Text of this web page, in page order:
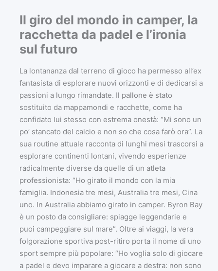
Il giro del mondo in camper, la
racchetta da padel e l’ironia
sul futuro
La lontananza dal terreno di gioco ha permesso all’ex
fantasista di esplorare nuovi orizzonti e di dedicarsi a
passioni a lungo rimandate. Il pallone è stato
sostituito da mappamondi e racchette, come ha
confidato lui stesso con estrema onestà: “Mi sono un
po’ stancato del calcio e non so che cosa farò ora”. La
sua routine attuale racconta di lunghi mesi trascorsi a
esplorare continenti lontani, vivendo esperienze
radicalmente diverse da quelle di un atleta
professionista: “Ho girato il mondo con la mia
famiglia. Indonesia tre mesi, Australia tre mesi, Cina
uno. In Australia abbiamo girato in camper. Byron Bay
è un posto da consigliare: spiagge leggendarie e
puoi campeggiare sul mare”. Oltre ai viaggi, la vera
folgorazione sportiva post-ritiro porta il nome di uno
sport sempre più popolare: “Ho voglia solo di giocare
a padel e devo imparare a giocare a destra: non sono